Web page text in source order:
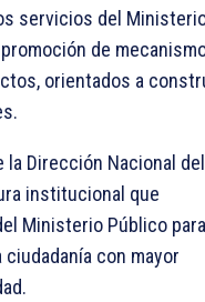
servicios del
de
orientados a
la Dirección Nacional del
institucional que
Ministerio Público para
con mayor